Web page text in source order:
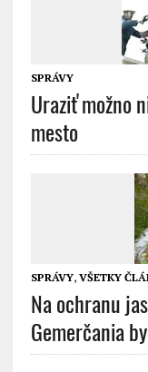
SPRÁVY
Uraziť možno
mesto
SPRÁVY, VŠETKY
Na ochranu
Gemerčania